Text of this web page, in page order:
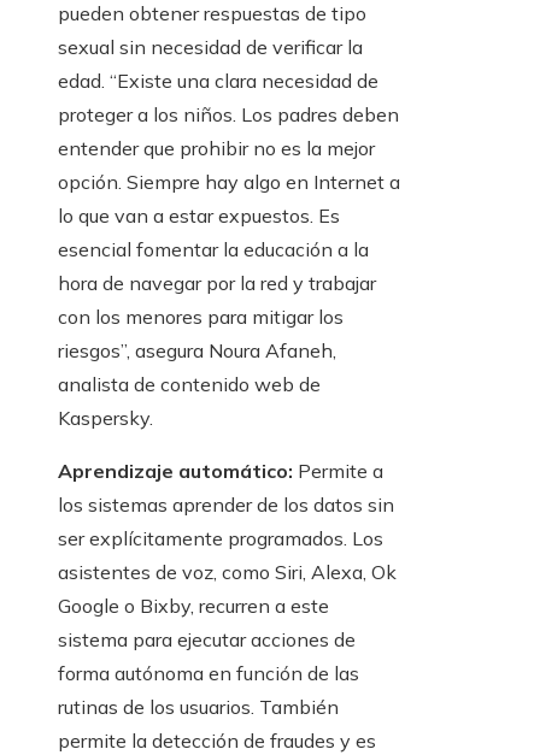
pueden obtener respuestas de tipo
sexual sin necesidad de verificar la
edad. “Existe una clara necesidad de
proteger a los niños. Los padres deben
entender que prohibir no es la mejor
opción. Siempre hay algo en Internet a
lo que van a estar expuestos. Es
esencial fomentar la educación a la
hora de navegar por la red y trabajar
con los menores para mitigar los
riesgos”, asegura Noura Afaneh,
analista de contenido web de
Kaspersky.
Aprendizaje automático: Permite a
los sistemas aprender de los datos sin
ser explícitamente programados. Los
asistentes de voz, como Siri, Alexa, Ok
Google o Bixby, recurren a este
sistema para ejecutar acciones de
forma autónoma en función de las
rutinas de los usuarios. También
permite la detección de fraudes y es